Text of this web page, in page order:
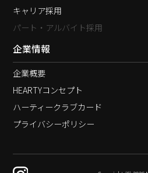
キャリア採用
パート・アルバイト採用
企業情報
企業概要
HEARTYコンセプト
ハーティークラブカード
プライバシーポリシー